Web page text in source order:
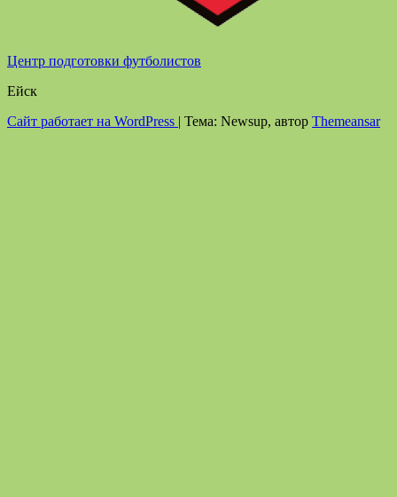
Центр подготовки футболистов
Ейск
Сайт работает на WordPress | Тема: Newsup, автор Themeansar